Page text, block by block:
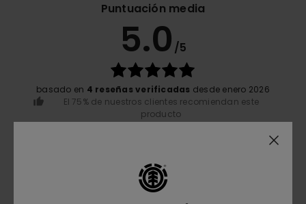
Puntuación media
5.0 /5
basado en 4 reseñas verificadas desde enero 2026
El 75% de nuestros clientes recomiendan este
producto